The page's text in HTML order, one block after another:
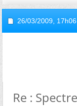
26/03/2009, 17h06
Re :